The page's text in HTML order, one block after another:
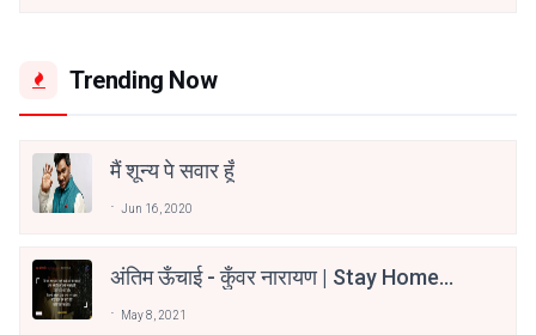
Trending Now
मैं शून्य पे सवार हूँ
Jun 16, 2020
अंतिम ऊँचाई - कुँवर नारायण | Stay Home
May 8, 2021